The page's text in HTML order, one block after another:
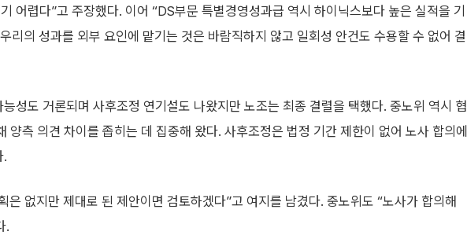
어렵다”고 주장했다. 이어 “DS부문 특별경영성과급 역시 하이닉스보다 높은 실적을 기
리의 성과를 외부 요인에 맡기는 것은 바람직하지 않고 일회성 안건도 수용할 수 없어 결
성도 거론되며 사후조정 연기설도 나왔지만 노조는 최종 결렬을 택했다. 중노위 역시 협
양측 의견 차이를 좁히는 데 집중해 왔다. 사후조정은 법정 기간 제한이 없어 노사 합의에
.
은 없지만 제대로 된 제안이면 검토하겠다”고 여지를 남겼다. 중노위도 “노사가 합의해
.